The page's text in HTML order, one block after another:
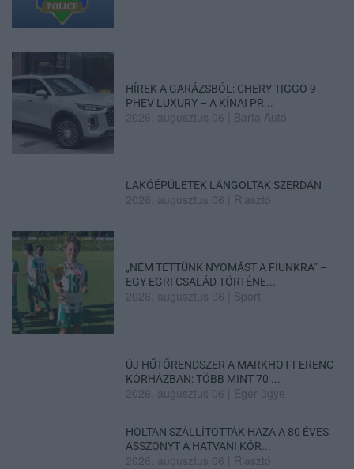
HÍREK A GARÁZSBÓL: CHERY TIGGO 9
PHEV LUXURY – A KÍNAI PR...
2026. augusztus 06 Barta Autó
LAKÓÉPÜLETEK LÁNGOLTAK SZERDÁN
2026. augusztus 06 Riasztó
„NEM TETTÜNK NYOMÁST A FIUNKRA” –
EGY EGRI CSALÁD TÖRTÉNE...
2026. augusztus 06 Sport
ÚJ HŰTŐRENDSZER A MARKHOT FERENC
KÓRHÁZBAN: TÖBB MINT 70 ...
2026. augusztus 06 Eger ügye
HOLTAN SZÁLLÍTOTTÁK HAZA A 80 ÉVES
ASSZONYT A HATVANI KÓR...
2026. augusztus 06 Riasztó